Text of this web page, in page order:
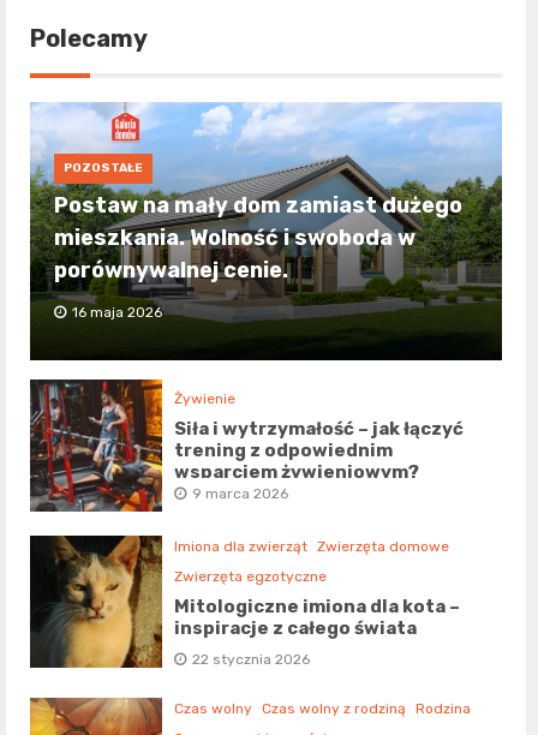
Polecamy
POZOSTAŁE
Postaw na mały dom zamiast dużego
mieszkania. Wolność i swoboda w
porównywalnej cenie.
16 maja 2026
Żywienie
Siła i wytrzymałość – jak łączyć
trening z odpowiednim
wsparciem żywieniowym?
9 marca 2026
Imiona dla zwierząt Zwierzęta domowe
Zwierzęta egzotyczne
Mitologiczne imiona dla kota –
inspiracje z całego świata
22 stycznia 2026
Czas wolny Czas wolny z rodziną
Rodzina